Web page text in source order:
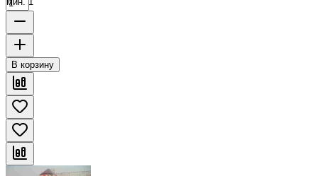
В корзину